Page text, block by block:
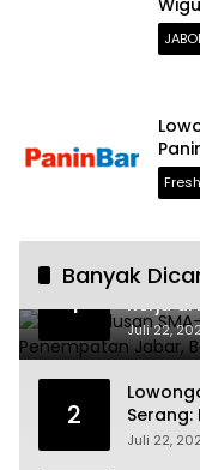
Banyak
1
Untuk
Kerja di
dan
Juli 22,
2
Juli 22,